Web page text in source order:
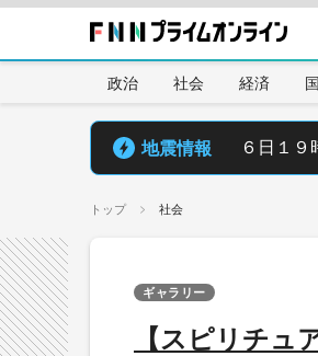
政治 社会 経済
地震情報 ６日１９
トップ 社会
【スピリチ
ギャラリー